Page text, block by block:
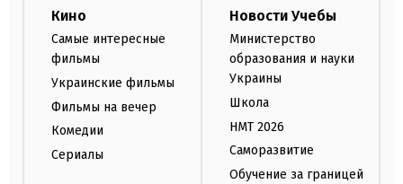
Кино
Самые интересные
фильмы
Украинские фильмы
Фильмы на вечер
Комедии
Сериалы
Новости Учебы
Министерство
образования и науки
Украины
Школа
НМТ 2026
Саморазвитие
Обучение за границей